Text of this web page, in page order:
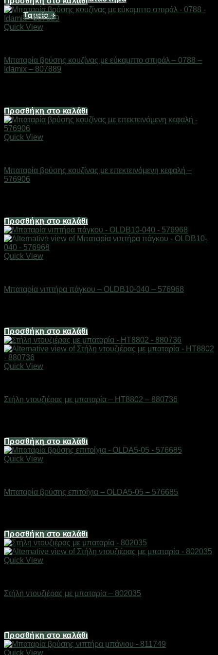
Ταμείο +
Quick View
Μπαταρία βρύσης κουζίνας με εύκαμπτο σπιράλ – 0788 –
Idamix – 807889
Προσθήκη στο καλάθι
Quick View
Μπαταρία βρύσης κουζίνας με επεκτεινόμενη κεφαλή –
576906
Προσθήκη στο καλάθι
Quick View
Μπαταρία νιπτήρα πάγκου – OLDB10-040 – 576968
Προσθήκη στο καλάθι
Quick View
Στήλη ντουζιέρας με μπαταρία – HT8802 – 880736
Προσθήκη στο καλάθι
Quick View
Μπαταρία βρύσης επιτοίχια – OLDA5-05 – 576685
Προσθήκη στο καλάθι
Quick View
Στήλη ντουζιέρας με μπαταρία – 802035
Προσθήκη στο καλάθι
Quick View